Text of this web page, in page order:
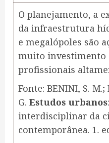
O planejamento, a
da infraestrutura
e megalópoles são
muito investimento
profissionais
Fonte: BENINI, S. M.;
G. Estudos urbanos
interdisciplinar da
contemporânea. 1.